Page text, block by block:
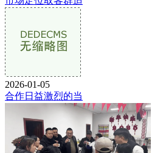
2026-01-05
合作日益激烈的当